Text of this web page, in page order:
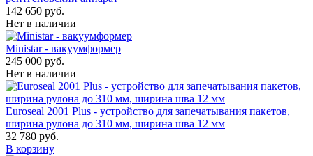
142 650 руб.
Нет в наличии
Ministar - вакуумформер
245 000 руб.
Нет в наличии
Euroseal 2001 Plus - устройство для запечатывания пакетов,
ширина рулона до 310 мм, ширина шва 12 мм
32 780 руб.
В корзину